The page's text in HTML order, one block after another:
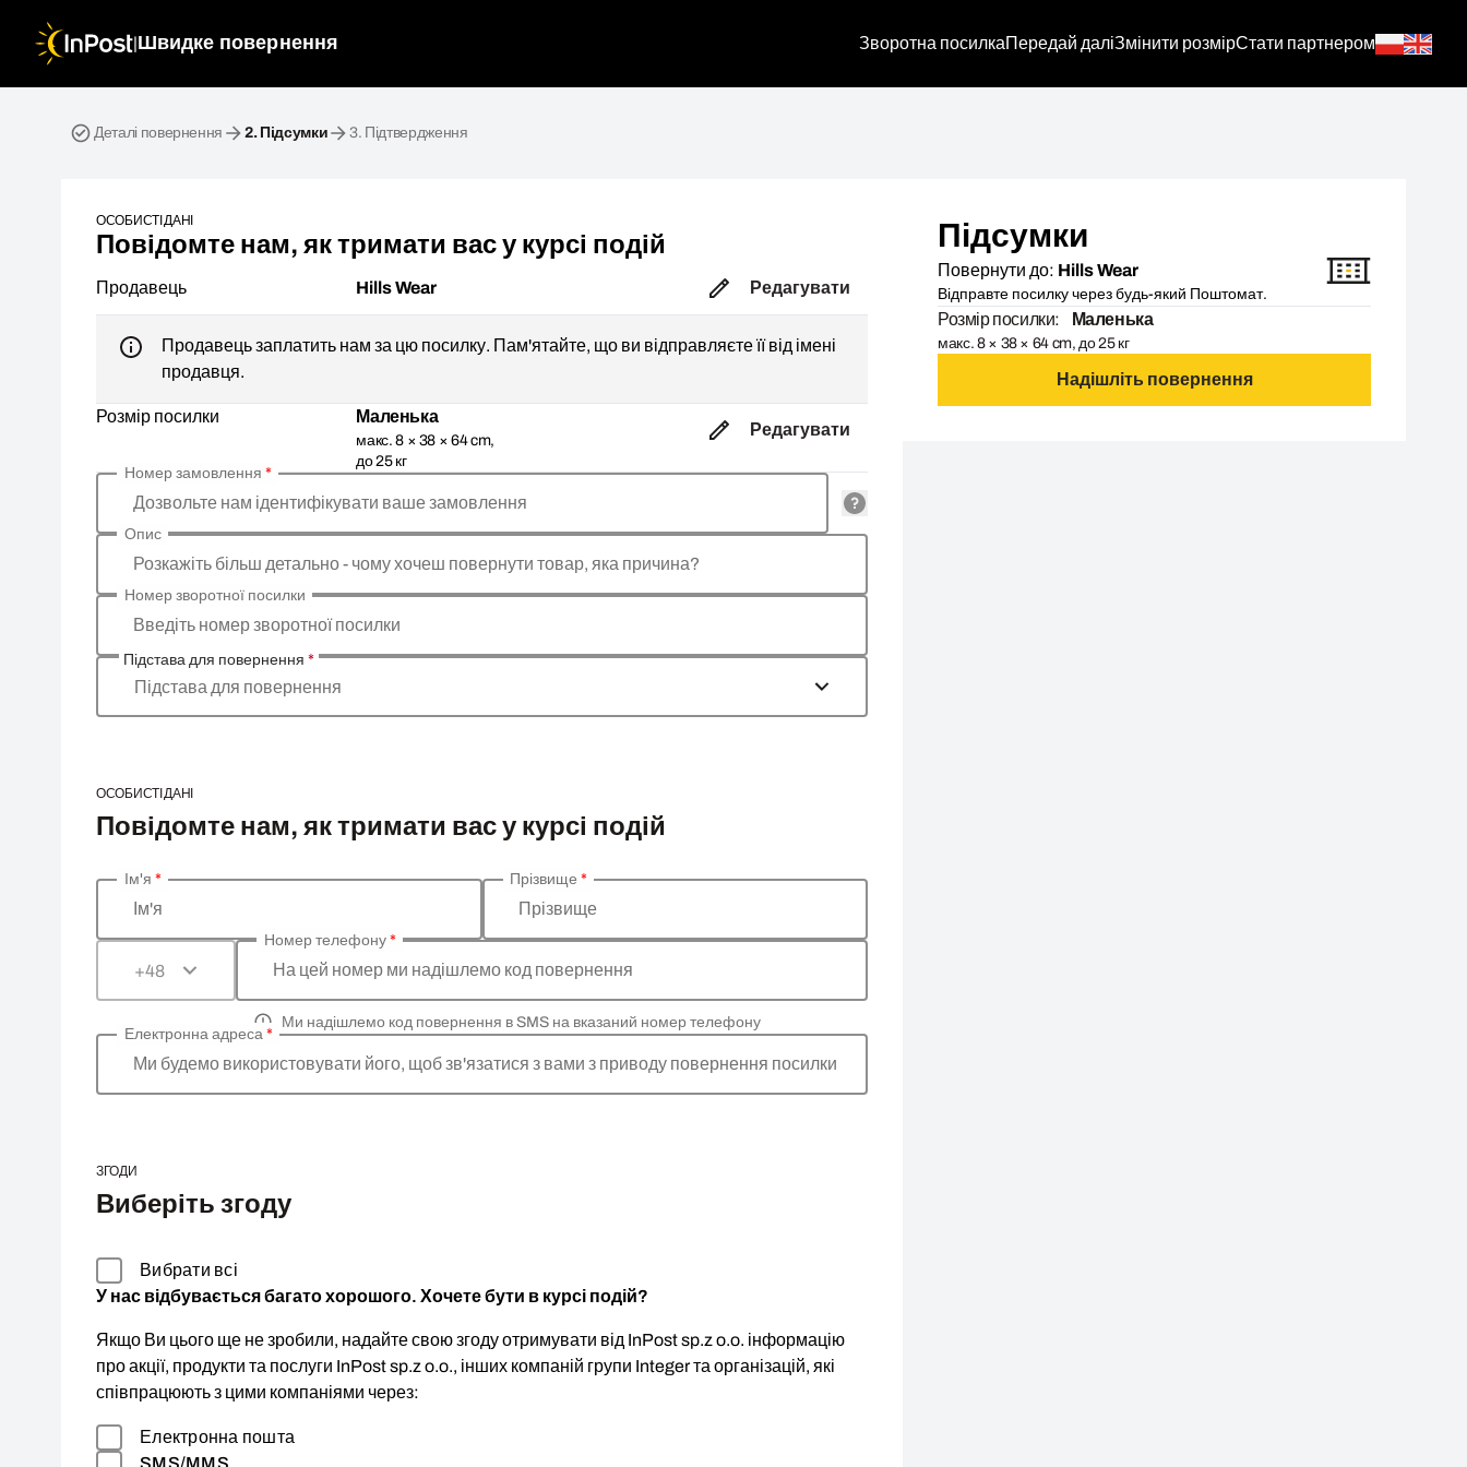
| Швидке повернення Зворотна посилкаПередай даліЗмінити розмірСтати партнером
Деталі повернення 2. Підсумки 3. Підтвердження
ОСОБИСТІ ДАНІ
Повідомте нам, як тримати вас у курсі подій
Продавець Hills Wear Редагувати
Продавець заплатить нам за цю посилку. Пам'ятайте, що ви відправляєте її від імені
продавця.
Розмір посилки Маленька
макс. 8 × 38 × 64 cm,
до 25 кг
Редагувати
Дозвольте нам ідентифікувати ваше замовлення
Номер замовлення *
Розкажіть більш детально - чому хочеш повернути товар, яка причина?
Опис
Введіть номер зворотної посилки
Номер зворотної посилки
Підстава для повернення *
Підстава для повернення
ОСОБИСТІ ДАНІ
Повідомте нам, як тримати вас у курсі подій
Введіть ваші особисті дані
Ім'я
Ім'я *
Прізвище
Прізвище*
+48 На цей номер ми надішлемо код повернення
Номер телефону*
Ми надішлемо код повернення в SMS на вказаний номер телефону
Ми будемо використовувати його, щоб зв'язатися з вами з приводу повернення посилки
Електронна адреса*
ЗГОДИ
Виберіть згоду
Вибрати всі
У нас відбувається багато хорошого. Хочете бути в курсі подій?
Якщо Ви цього ще не зробили, надайте свою згоду отримувати від InPost sp.z o.o. інформацію
про акції, продукти та послуги InPost sp.z o.o., інших компаній групи Integer та організацій, які
співпрацюють з цими компаніями через:
Електронна пошта
Підсумки
Повернути до: Hills Wear
Відправте посилку через будь-який Поштомат.
Розмір посилки: Маленька
макс. 8 × 38 × 64 cm, до 25 кг
Надішліть повернення